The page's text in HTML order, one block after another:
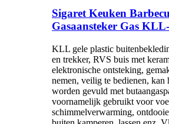
Sigaret Keuken
Gasaansteker Gas
KLL gele plastic
en trekker, RVS buis met
elektronische ontsteking,
nemen, veilig te bedienen, kan
worden gevuld met
voornamelijk gebruikt voor
schimmelverwarming,